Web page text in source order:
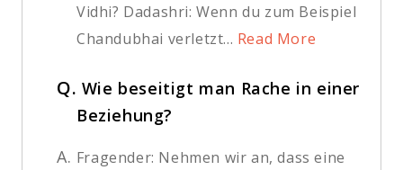
Vidhi? Dadashri: Wenn du zum Beispiel
Chandubhai verletzt... Read More
Q. Wie beseitigt man Rache in einer
Beziehung?
A. Fragender: Nehmen wir an, dass eine